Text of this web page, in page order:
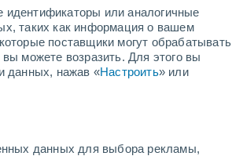
или аналогичные
таких как информация о вашем
поставщики могут обрабатывать
можете возразить. Для этого вы
данных, нажав «Настроить» или
данных для выбора рекламы,